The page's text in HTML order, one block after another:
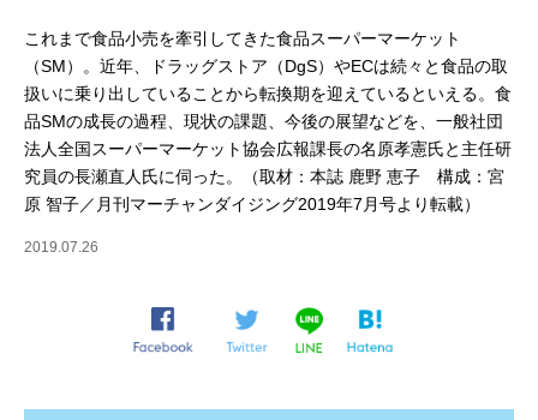
これまで食品小売を牽引してきた食品スーパーマーケット
（SM）。近年、ドラッグストア（DgS）やECは続々と食品の取
扱いに乗り出していることから転換期を迎えているといえる。食
品SMの成長の過程、現状の課題、今後の展望などを、一般社団
法人全国スーパーマーケット協会広報課長の名原孝憲氏と主任研
究員の長瀬直人氏に伺った。（取材：本誌 鹿野 恵子 構成：宮
原 智子／月刊マーチャンダイジング2019年7月号より転載）
2019.07.26